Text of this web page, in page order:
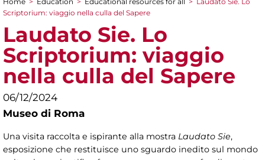
You are here
Scriptorium: viaggio nella culla del Sapere
Laudato Sie. Lo
Scriptorium: viaggio
nella culla del Sapere
06/12/2024
Museo di Roma
Una visita raccolta e ispirante alla mostra Laudato Sie,
esposizione che restituisce uno sguardo inedito sul mondo